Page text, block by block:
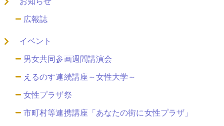
広報誌
イベント
男女共同参画週間講演会
えるのす連続講座～女性大学～
女性プラザ祭
市町村等連携講座「あなたの街に女性プラザ」